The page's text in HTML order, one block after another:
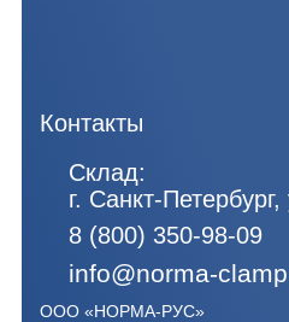
Контакты
Склад:
г. Санкт-
8 (800) 350-98-09
info@norma-
ООО «НОРМА-РУС»